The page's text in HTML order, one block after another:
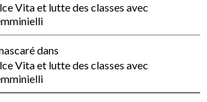
Vita et lutte des classes avec
dans
Vita et lutte des classes avec